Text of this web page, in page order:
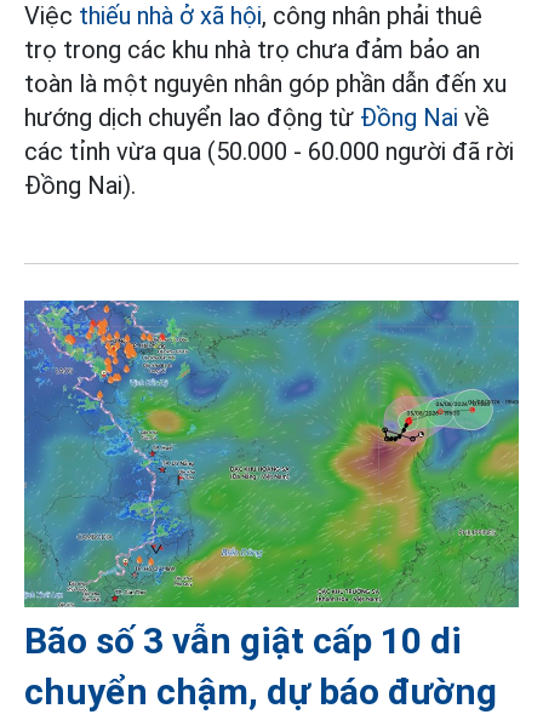
Việc thiếu nhà ở xã hội, công nhân phải thuê
trọ trong các khu nhà trọ chưa đảm bảo an
toàn là một nguyên nhân góp phần dẫn đến xu
hướng dịch chuyển lao động từ Đồng Nai về
các tỉnh vừa qua (50.000 - 60.000 người đã rời
Đồng Nai).
Bão số 3 vẫn giật cấp 10 di
chuyển chậm, dự báo đường